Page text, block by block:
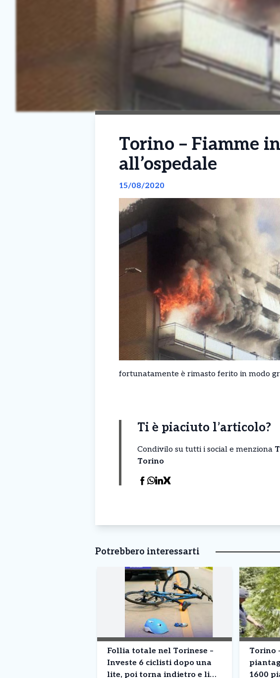
Torino – Fiamme
all’ospedale
15/08/2020
fortunatamente è rimasto ferito in modo
Ti è piaciuto l’articolo?
Condivilo su tutti i social e menziona
Torino
Potrebbero interessarti
Follia totale nel Torinese –
Investe 6 ciclisti dopo una
lite, poi torna indietro e li
Torino
1600